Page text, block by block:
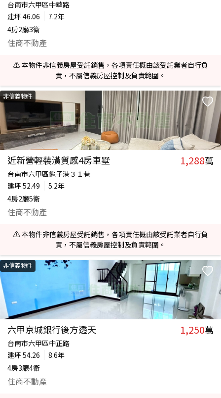
台南市六甲區中華路
建坪 46.06
7.2年
4房2廳3衛
住商不動產
⚠️ 本物件非信義房屋受託銷售，各項責任概由該受託業者自行負
責，不屬信義房屋控制及負責範圍。
非信義物件
近新營輕裝潢質感4房車墅 1,288萬
台南市六甲區龜子港３１巷
建坪 52.49
5.2年
4房2廳5衛
住商不動產
⚠️ 本物件非信義房屋受託銷售，各項責任概由該受託業者自行負
責，不屬信義房屋控制及負責範圍。
非信義物件
六甲京城銀行後方透天 1,250萬
台南市六甲區中正路
建坪 54.26
8.6年
4房3廳4衛
住商不動產